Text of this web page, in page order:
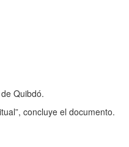
Quibdó.
concluye el documento.